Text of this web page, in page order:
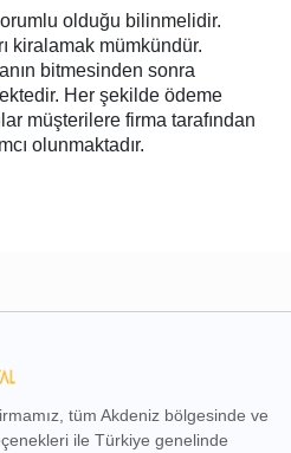
olduğu bilinmelidir.
kiralamak mümkündür.
bitmesinden sonra
Her şekilde ödeme
müşterilere firma tarafından
olunmaktadır.
tüm Akdeniz bölgesinde ve
ile Türkiye genelinde